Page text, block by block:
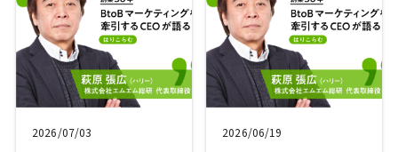
2026/07/03 2026/06/19